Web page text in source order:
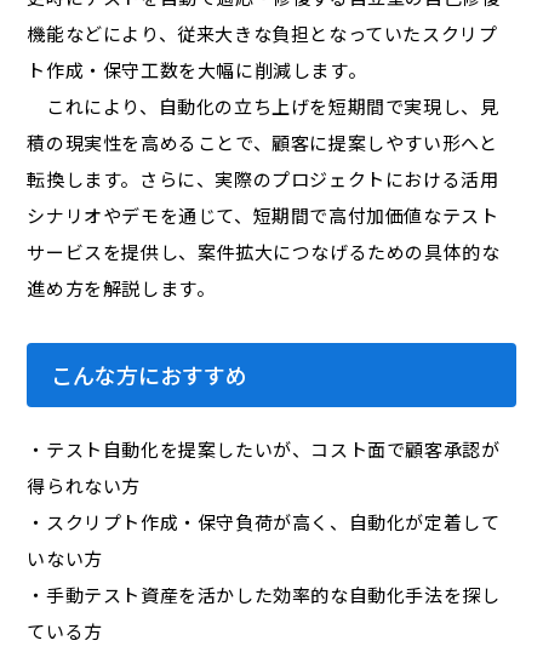
機能などにより、従来大きな負担となっていたスクリプ
ト作成・保守工数を大幅に削減します。
これにより、自動化の立ち上げを短期間で実現し、見
積の現実性を高めることで、顧客に提案しやすい形へと
転換します。さらに、実際のプロジェクトにおける活用
シナリオやデモを通じて、短期間で高付加価値なテスト
サービスを提供し、案件拡大につなげるための具体的な
進め方を解説します。
こんな方におすすめ
・テスト自動化を提案したいが、コスト面で顧客承認が
得られない方
・スクリプト作成・保守負荷が高く、自動化が定着して
いない方
・手動テスト資産を活かした効率的な自動化手法を探し
ている方